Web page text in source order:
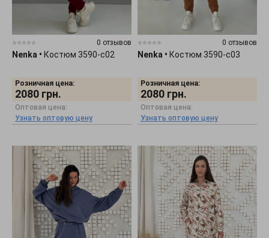
0 отзывов
Nenka • Костюм 3590-c02
Розничная цена:
2080 грн.
Оптовая цена:
Узнать оптовую цену
0 отзывов
Nenka • Костюм 3590-c03
Розничная цена:
2080 грн.
Оптовая цена:
Узнать оптовую цену